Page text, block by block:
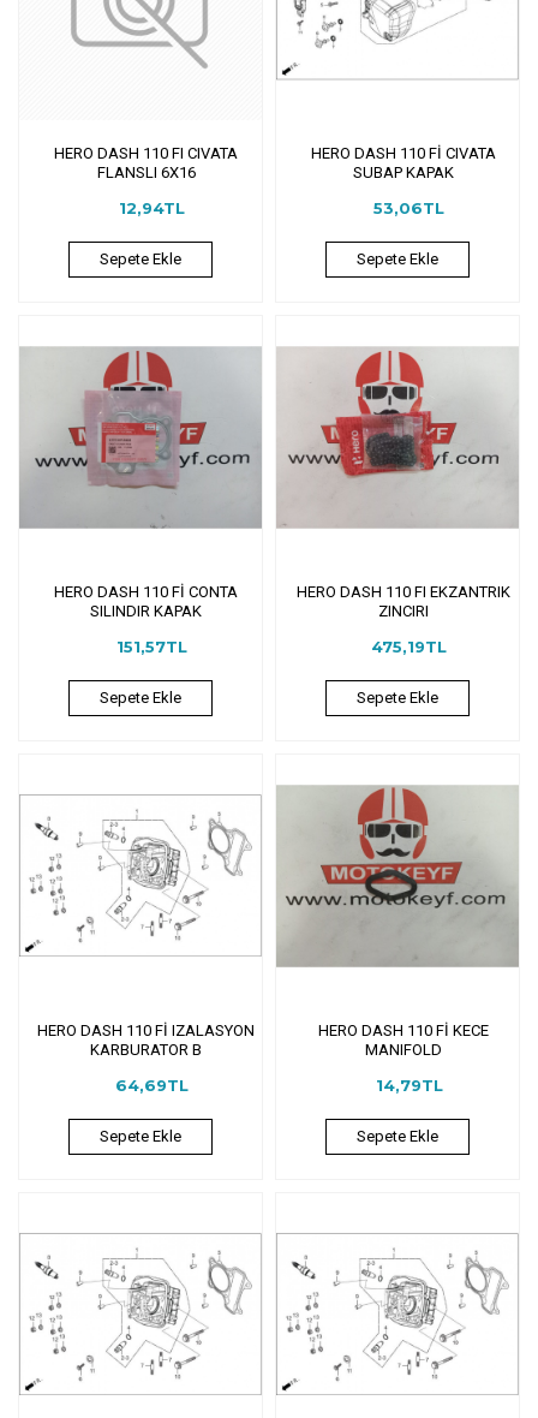
HERO DASH 110 FI CIVATA
FLANSLI 6X16
12,94TL
Sepete Ekle
HERO DASH 110 Fİ CIVATA
SUBAP KAPAK
53,06TL
Sepete Ekle
HERO DASH 110 Fİ CONTA
SILINDIR KAPAK
151,57TL
Sepete Ekle
HERO DASH 110 FI EKZANTRIK
ZINCIRI
475,19TL
Sepete Ekle
HERO DASH 110 Fİ IZALASYON
KARBURATOR B
64,69TL
Sepete Ekle
HERO DASH 110 Fİ KECE
MANIFOLD
14,79TL
Sepete Ekle